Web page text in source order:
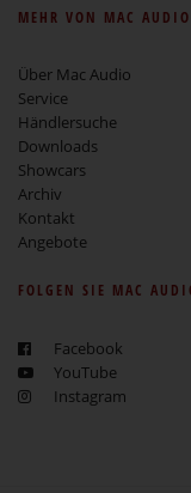
MEHR VON MAC AUDIO
Über Mac Audio
Service
Händlersuche
Downloads
Showcars
Archiv
Kontakt
Angebote
FOLGEN SIE MAC
Facebook
YouTube
Instagram